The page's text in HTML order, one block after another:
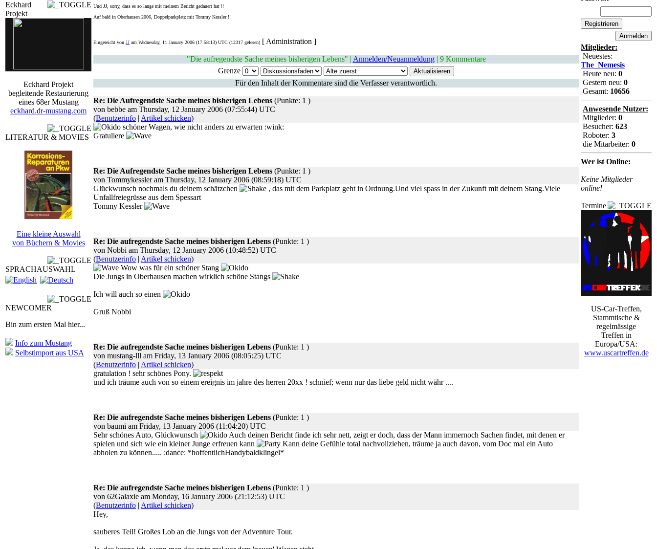
Eckhard
Projekt
Eckhard Projekt
begleitende Restaurierung
eines 68er Mustang
eckhard.dr-mustang.com
LITERATUR & MOVIES
Eine kleine Auswahl
von Büchern & Movies
SPRACHAUSWAHL
NEWCOMER
Bin zum ersten Mal hier...
Info zum Mustang
Selbstimport aus USA
Und JJ, sorry, dass es so lange mit meinem Bericht gedauert hat !!
Auf bald in Oberhausen 2006, Doppelparkplatz mit Tommy Kessler !!
Eingereicht von JJ am Wednesday, 11 January 2006 (17:58:13) UTC (12317 gelesen) [ Administration ]
"Die aufregendste Sache meines bisherigen Lebens" | Anmelden/Neuanmeldung| 9 Kommentare
Grenze
Für den Inhalt der Kommentare sind die Verfasser verantwortlich.
Re: Die Aufregendste Sache meines bisherigen Lebens (Punkte: 1 )
von bebbe am Thursday, 12 January 2006 (07:55:44) UTC
(Benutzerinfo | Artikel schicken)
schöner Wagen, wie nicht anders zu erwarten :wink:
Gratuliere
Re: Die Aufregendste Sache meines bisherigen Lebens (Punkte: 1 )
von Tommykessler am Thursday, 12 January 2006 (08:59:18) UTC
Glückwunsch nochmals du deinem schätzchen
, das mit dem Parkplatz geht in Ordnung.Und viel spass in der Zukunft mit deinem Stang.Viele
Unfallfreiegrüsse aus dem Spessart
Tommy Kessler
Re: Die aufregendste Sache meines bisherigen Lebens (Punkte: 1 )
von Nobbi am Thursday, 12 January 2006 (10:48:52) UTC
(Benutzerinfo | Artikel schicken)
Wow was für ein schöner Stang
Die Jungs in Oberhausen machen wirklich schöne Stangs
Ich will auch so einen
Gruß Nobbi
Re: Die aufregendste Sache meines bisherigen Lebens (Punkte: 1 )
von mustang-lll am Friday, 13 January 2006 (08:05:25) UTC
(Benutzerinfo | Artikel schicken)
gratulation ! sehr schönes Pony.
und ich träume auch von so einem ereignis im jahre des herren 20xx ! schnief; wenn nur das liebe geld nicht währ ....
Re: Die aufregendste Sache meines bisherigen Lebens (Punkte: 1 )
von baumi am Friday, 13 January 2006 (11:04:20) UTC
Sehr schönes Auto, Glückwunsch
Auch deinen Bericht finde ich sehr nett, zeigt er doch, dass der Mann immernoch Sachen findet, mit denen er
spielen und sich wie ein kleiner Junge erfreuen kann
Kann deine Gefühle total nachvollziehen, träume ja auch davon, vom Doc mal ein Auto
abholen zu können..... :dance: *hoffentlichHandybaldklingel*
Re: Die aufregendste Sache meines bisherigen Lebens (Punkte: 1 )
von 62Galaxie am Monday, 16 January 2006 (21:12:53) UTC
(Benutzerinfo | Artikel schicken)
Hey,
sauberes Teil! Großes Lob an die Jungs von der Adventure Tour.
Mitglieder:
Neuestes:
The_Nemesis
Heute neu: 0
Gestern neu: 0
Gesamt: 10656
Anwesende Nutzer:
Mitglieder: 0
Besucher: 623
Roboter: 3
die Mitarbeiter: 0
Wer ist Online:
Keine Mitglieder
online!
Termine
US-Car-Treffen,
Stammtische &
regelmässige
Treffen in
Europa/USA:
www.uscartreffen.de